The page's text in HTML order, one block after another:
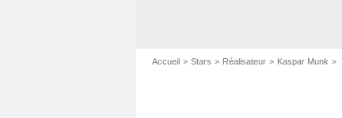
Accueil Stars Réalisateur Kaspar Munk